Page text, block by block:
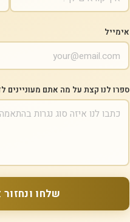
אימייל
ספרו לנו קצת על מה אתם מעוניינים
שלחו